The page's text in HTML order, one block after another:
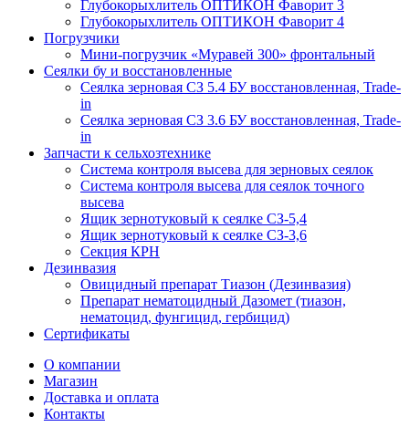
Глубокорыхлитель ОПТИКОН Фаворит 3
Глубокорыхлитель ОПТИКОН Фаворит 4
Погрузчики
Мини-погрузчик «Муравей 300» фронтальный
Сеялки бу и восстановленные
Сеялка зерновая СЗ 5.4 БУ восстановленная, Trade-
in
Сеялка зерновая СЗ 3.6 БУ восстановленная, Trade-
in
Запчасти к сельхозтехнике
Система контроля высева для зерновых сеялок
Система контроля высева для сеялок точного
высева
Ящик зернотуковый к сеялке СЗ-5,4
Ящик зернотуковый к сеялке СЗ-3,6
Секция КРН
Дезинвазия
Овицидный препарат Тиазон (Дезинвазия)
Препарат нематоцидный Дазомет (тиазон,
нематоцид, фунгицид, гербицид)
Сертификаты
О компании
Магазин
Доставка и оплата
Контакты